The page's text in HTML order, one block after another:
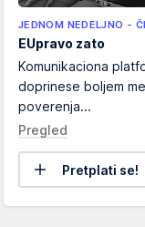
JEDNOM NEDELJNO -
EUpravo zato
Komunikaciona
doprinese boljem
poverenja...
Pregled
Pretplati se!